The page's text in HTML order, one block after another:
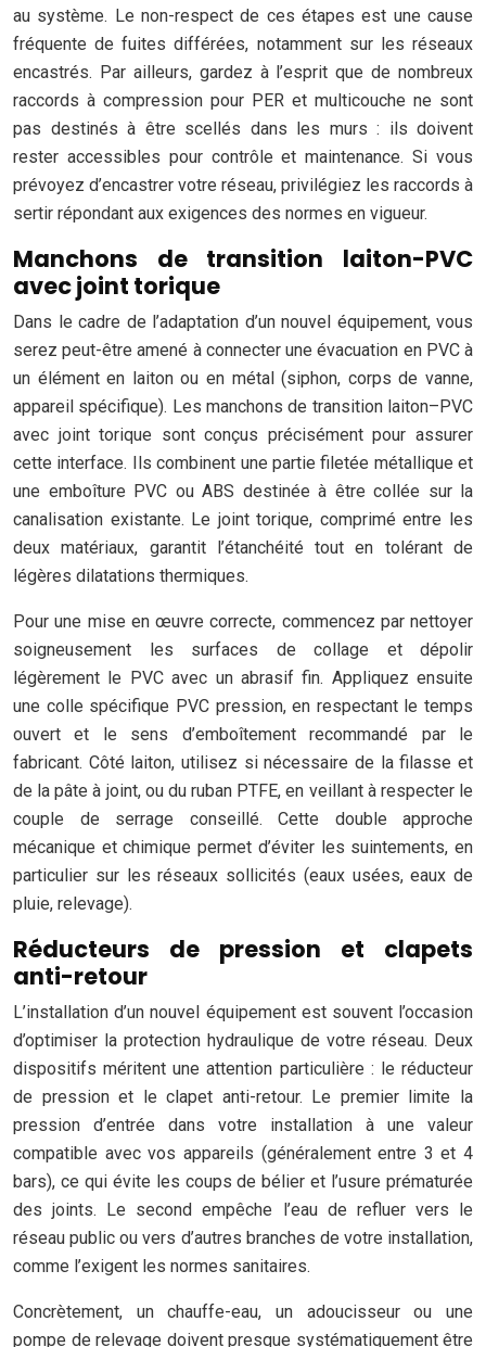
au système. Le non-respect de ces étapes est une cause
fréquente de fuites différées, notamment sur les réseaux
encastrés. Par ailleurs, gardez à l’esprit que de nombreux
raccords à compression pour PER et multicouche ne sont
pas destinés à être scellés dans les murs : ils doivent
rester accessibles pour contrôle et maintenance. Si vous
prévoyez d’encastrer votre réseau, privilégiez les raccords à
sertir répondant aux exigences des normes en vigueur.
Manchons de transition laiton-PVC
avec joint torique
Dans le cadre de l’adaptation d’un nouvel équipement, vous
serez peut-être amené à connecter une évacuation en PVC à
un élément en laiton ou en métal (siphon, corps de vanne,
appareil spécifique). Les manchons de transition laiton–PVC
avec joint torique sont conçus précisément pour assurer
cette interface. Ils combinent une partie filetée métallique et
une emboîture PVC ou ABS destinée à être collée sur la
canalisation existante. Le joint torique, comprimé entre les
deux matériaux, garantit l’étanchéité tout en tolérant de
légères dilatations thermiques.
Pour une mise en œuvre correcte, commencez par nettoyer
soigneusement les surfaces de collage et dépolir
légèrement le PVC avec un abrasif fin. Appliquez ensuite
une colle spécifique PVC pression, en respectant le temps
ouvert et le sens d’emboîtement recommandé par le
fabricant. Côté laiton, utilisez si nécessaire de la filasse et
de la pâte à joint, ou du ruban PTFE, en veillant à respecter le
couple de serrage conseillé. Cette double approche
mécanique et chimique permet d’éviter les suintements, en
particulier sur les réseaux sollicités (eaux usées, eaux de
pluie, relevage).
Réducteurs de pression et clapets
anti-retour
L’installation d’un nouvel équipement est souvent l’occasion
d’optimiser la protection hydraulique de votre réseau. Deux
dispositifs méritent une attention particulière : le réducteur
de pression et le clapet anti-retour. Le premier limite la
pression d’entrée dans votre installation à une valeur
compatible avec vos appareils (généralement entre 3 et 4
bars), ce qui évite les coups de bélier et l’usure prématurée
des joints. Le second empêche l’eau de refluer vers le
réseau public ou vers d’autres branches de votre installation,
comme l’exigent les normes sanitaires.
Concrètement, un chauffe-eau, un adoucisseur ou une
pompe de relevage doivent presque systématiquement être